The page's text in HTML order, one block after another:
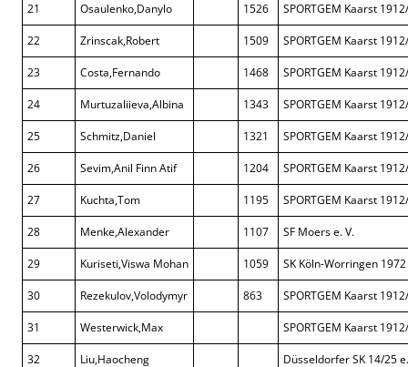
21 Osaulenko,Danylo 1526 SPORTGEM Kaarst
22 Zrinscak,Robert 1509 SPORTGEM Kaarst
23 Costa,Fernando 1468 SPORTGEM Kaarst
24 Murtuzaliieva,Albina 1343 SPORTGEM Kaarst
25 Schmitz,Daniel 1321 SPORTGEM Kaarst
26 Sevim,Anil Finn Atif 1204 SPORTGEM Kaarst
27 Kuchta,Tom 1195 SPORTGEM Kaarst
28 Menke,Alexander 1107 SF Moers e. V.
29 Kuriseti,Viswa Mohan 1059 SK Köln-Worringen 1972
30 Rezekulov,Volodymyr 863 SPORTGEM Kaarst
31 Westerwick,Max SPORTGEM Kaarst
32 Liu,Haocheng Düsseldorfer SK 14/25 e.